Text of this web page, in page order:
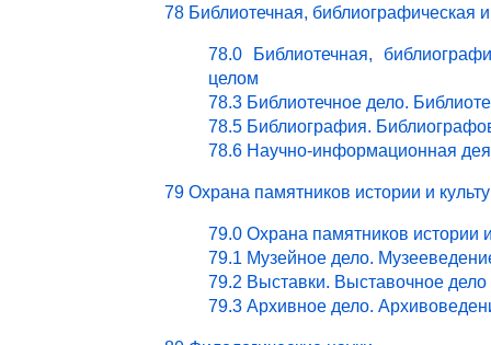
78 Библиотечная, библиографическая
78.0 Библиотечная,
целом
78.3 Библиотечное дело.
78.5 Библиография.
78.6 Научно-информационная
79 Охрана памятников истории и
79.0 Охрана памятников истории
79.1 Музейное дело.
79.2 Выставки. Выставочное дело
79.3 Архивное дело.